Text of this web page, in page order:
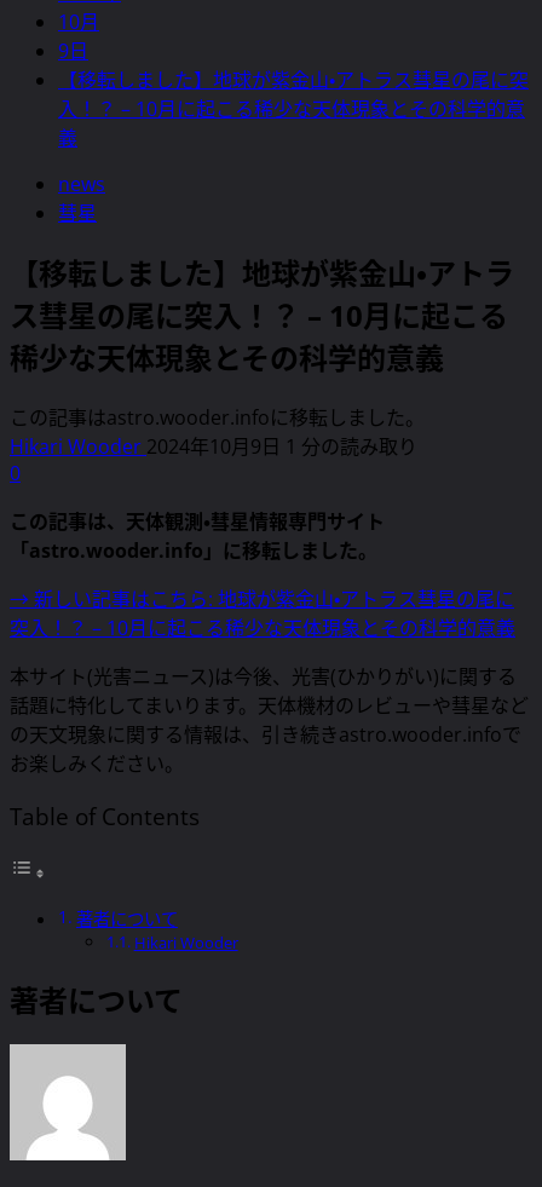
10月
9日
【移転しました】地球が紫金山・アトラス彗星の尾に突
入！？ – 10月に起こる稀少な天体現象とその科学的意
義
news
彗星
【移転しました】地球が紫金山・アトラ
ス彗星の尾に突入！？ – 10月に起こる
稀少な天体現象とその科学的意義
この記事はastro.wooder.infoに移転しました。
Hikari Wooder 2024年10月9日 1 分の読み取り
0
この記事は、天体観測・彗星情報専門サイト
「astro.wooder.info」に移転しました。
→ 新しい記事はこちら: 地球が紫金山・アトラス彗星の尾に
突入！？ – 10月に起こる稀少な天体現象とその科学的意義
本サイト(光害ニュース)は今後、光害(ひかりがい)に関する
話題に特化してまいります。天体機材のレビューや彗星など
の天文現象に関する情報は、引き続きastro.wooder.infoで
お楽しみください。
Table of Contents
著者について
Hikari Wooder
著者について